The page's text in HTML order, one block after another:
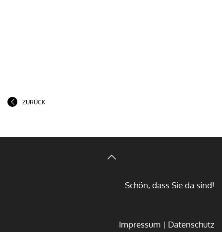
ZURÜCK
Schön, dass Sie da sind!
Impressum Datenschutz